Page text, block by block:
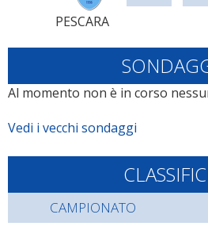
PESCARA
Al momento non è in corso
Vedi i vecchi sondaggi
CAMPIONATO